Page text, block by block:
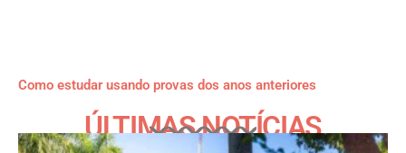
Como estudar usando provas dos anos anteriores
ÚLTIMAS NOTÍCIAS